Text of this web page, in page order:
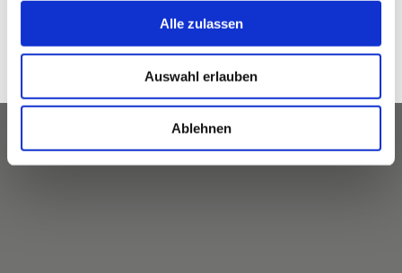
Alle zulassen
Auswahl erlauben
Ablehnen
Anfahrt
Karte